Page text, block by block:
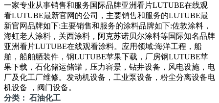
一家专业从事销售和服务国际品牌亚洲看片LUTUBE在线观
看LUTUBE最新官网的公司，主要销售和服务的LUTUBE最
新官网品牌如下:主要销售和服务的涂料品牌如下:佐敦涂料，
海虹老人涂料，关西涂料，阿克苏诺贝尔涂料等国际知名品牌
亚洲看片LUTUBE在线观看涂料。应用领域:海洋工程，船
舶，船舶舾装件，钢LUTUBE苹果下载，厂房钢LUTUBE苹
果下载，石化储运储罐，压力容景，钻井设备，风电设施，电
厂及化工厂维修。发动机设备，工业泵设备，粉尘分离设备电
机设备 ，阀门设备。
分类： 石油化工